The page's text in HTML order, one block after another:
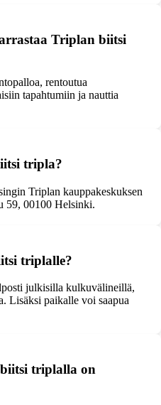
Triplan biitsi
rentoutua
tapahtumiin ja nauttia
tripla?
Triplan kauppakeskuksen
59, 00100 Helsinki.
triplalle?
julkisilla kulkuvälineillä,
Lisäksi paikalle voi saapua
triplalla on